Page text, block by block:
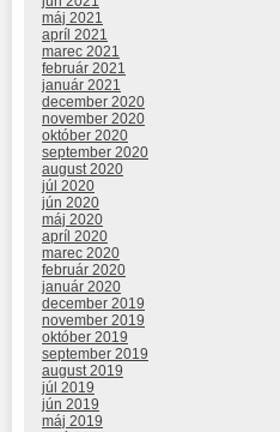
máj 2021
apríl 2021
marec 2021
február 2021
január 2021
december 2020
november 2020
október 2020
september 2020
august 2020
júl 2020
jún 2020
máj 2020
apríl 2020
marec 2020
február 2020
január 2020
december 2019
november 2019
október 2019
september 2019
august 2019
júl 2019
jún 2019
máj 2019